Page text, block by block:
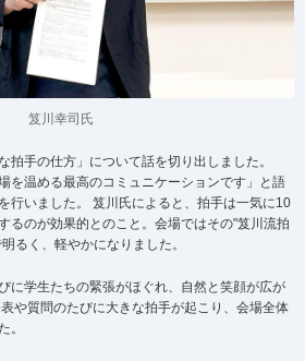
笈川幸司氏
拍手の仕方」について話を切り出しました。
を温める最高のコミュニケーションです」と語
行いました。 笈川氏によると、拍手は一気に10
るのが効果的とのこと。会場ではその"笈川流拍
るく、軽やかになりました。
に学生たちの緊張がほぐれ、自然と笑顔が広が
や質問のたびに大きな拍手が起こり、会場全体
。